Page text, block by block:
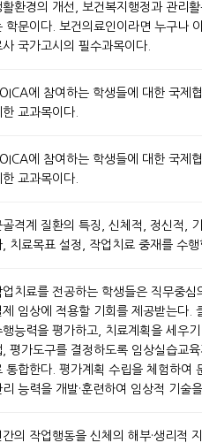
활환경의 개선, 보건복지행정과 관리
학문이다. 보건의료인이라면 누구나
사 국가고시의 필수과목이다.
에 참여하는 학생들에 대한 국제
한 교과목이다.
에 참여하는 학생들에 대한 국제
한 교과목이다.
골격계 질환의 특징, 신체적, 정신적,
, 치료목표 설정, 작업치료 중재를 수행
업치료를 전공하는 학생들은 직무중
제 임상에 적용할 기회를 제공받는다.
행능력을 평가하고, 치료계획을 세우
, 평가도구를 결정하도록 임상실습교
통합한다. 평가계획 수립을 체험하여
리 능력을 개발·훈련하여 임상적 기술
간의 작업행동을 신체의 해부·생리적